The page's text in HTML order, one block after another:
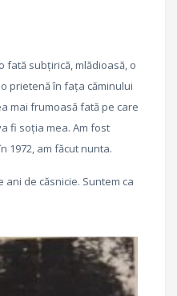
fată subțirică, mlădioasă, o
prietenă în fața căminului
mai frumoasă fată pe care
fi soția mea. Am fost
1972, am făcut nunta.
ani de căsnicie. Suntem ca